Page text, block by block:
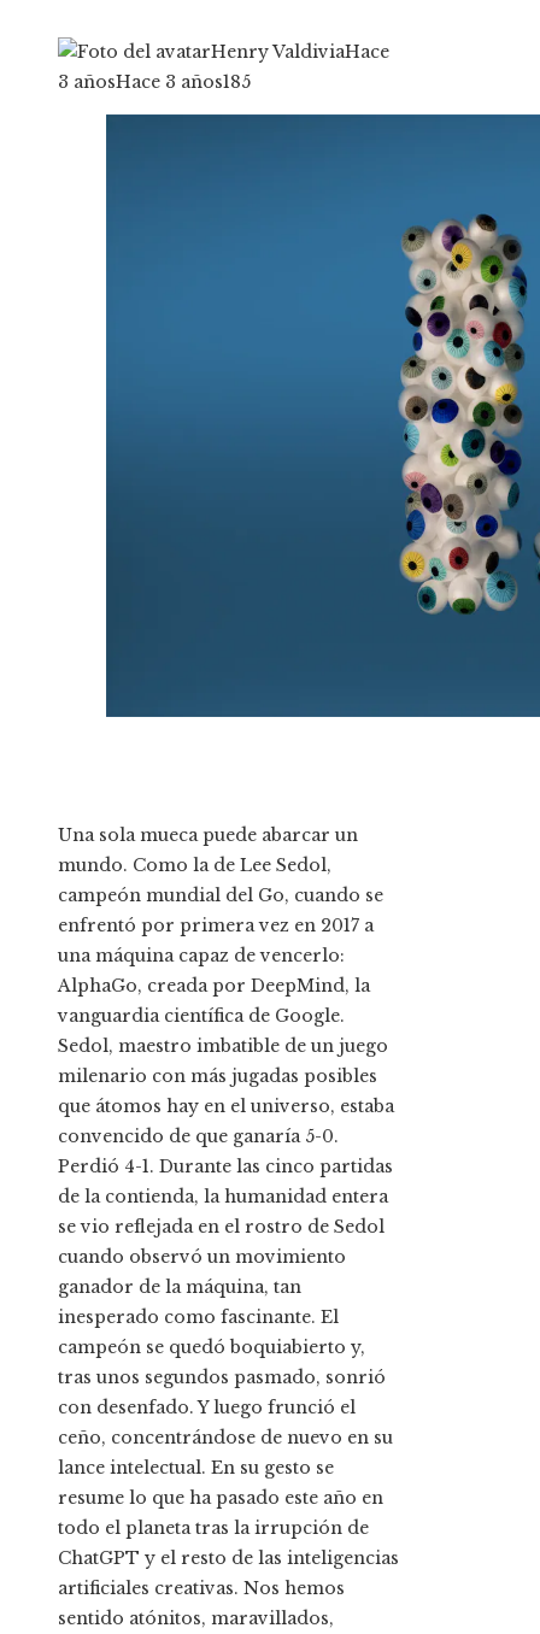
Henry ValdiviaHace
3 añosHace 3 años185
Una sola mueca puede abarcar un
mundo. Como la de Lee Sedol,
campeón mundial del Go, cuando se
enfrentó por primera vez en 2017 a
una máquina capaz de vencerlo:
AlphaGo, creada por DeepMind, la
vanguardia científica de Google.
Sedol, maestro imbatible de un juego
milenario con más jugadas posibles
que átomos hay en el universo, estaba
convencido de que ganaría 5-0.
Perdió 4-1. Durante las cinco partidas
de la contienda, la humanidad entera
se vio reflejada en el rostro de Sedol
cuando observó un movimiento
ganador de la máquina, tan
inesperado como fascinante. El
campeón se quedó boquiabierto y,
tras unos segundos pasmado, sonrió
con desenfado. Y luego frunció el
ceño, concentrándose de nuevo en su
lance intelectual. En su gesto se
resume lo que ha pasado este año en
todo el planeta tras la irrupción de
ChatGPT y el resto de las inteligencias
artificiales creativas. Nos hemos
sentido atónitos, maravillados,